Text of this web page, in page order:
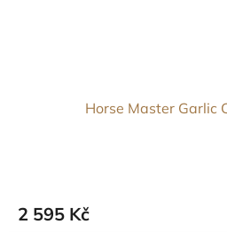
Horse Master Garlic
2 595 Kč